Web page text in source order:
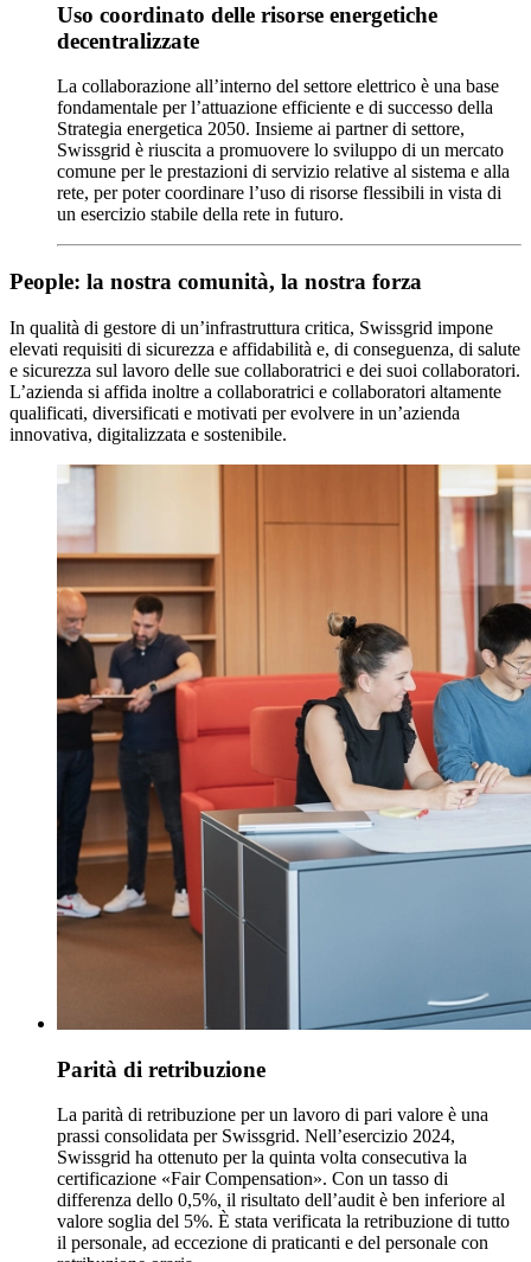
Uso coordinato delle risorse energetiche
decentralizzate
La collaborazione all’interno del settore elettrico è una base
fondamentale per l’attuazione efficiente e di successo della
Strategia energetica 2050. Insieme ai partner di settore,
Swissgrid è riuscita a promuovere lo sviluppo di un mercato
comune per le prestazioni di servizio relative al sistema e alla
rete, per poter coordinare l’uso di risorse flessibili in vista di
un esercizio stabile della rete in futuro.
People: la nostra comunità, la nostra forza
In qualità di gestore di un’infrastruttura critica, Swissgrid impone
elevati requisiti di sicurezza e affidabilità e, di conseguenza, di salute
e sicurezza sul lavoro delle sue collaboratrici e dei suoi collaboratori.
L’azienda si affida inoltre a collaboratrici e collaboratori altamente
qualificati, diversificati e motivati per evolvere in un’azienda
innovativa, digitalizzata e sostenibile.
Parità di retribuzione
La parità di retribuzione per un lavoro di pari valore è una
prassi consolidata per Swissgrid. Nell’esercizio 2024,
Swissgrid ha ottenuto per la quinta volta consecutiva la
certificazione «Fair Compensation». Con un tasso di
differenza dello 0,5%, il risultato dell’audit è ben inferiore al
valore soglia del 5%. È stata verificata la retribuzione di tutto
il personale, ad eccezione di praticanti e del personale con